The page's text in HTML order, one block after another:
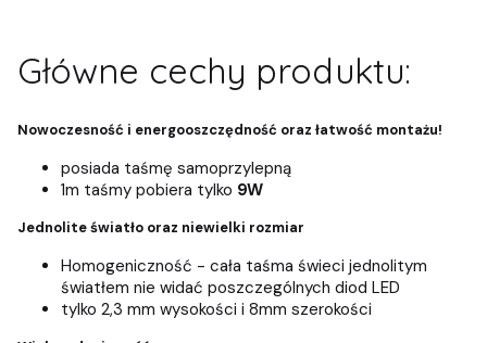
Główne cechy produktu:
Nowoczesność i energooszczędność oraz łatwość montażu!
posiada taśmę samoprzylepną
1m taśmy pobiera tylko 9W
Jednolite światło oraz niewielki rozmiar
Homogeniczność - cała taśma świeci jednolitym
światłem nie widać poszczególnych diod LED
tylko 2,3 mm wysokości i 8mm szerokości